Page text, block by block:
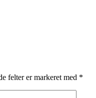
felter er markeret med *